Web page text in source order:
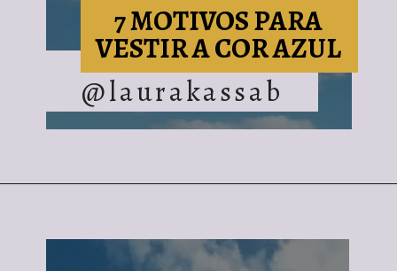
@laurakassab
7 MOTIVOS PARA
VESTIR A COR AZUL